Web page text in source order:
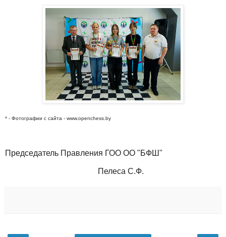
* - Фотографии с сайта - www.openchess.by
Председатель Правления ГОО ОО "БФШ"
Пелеса С.Ф.